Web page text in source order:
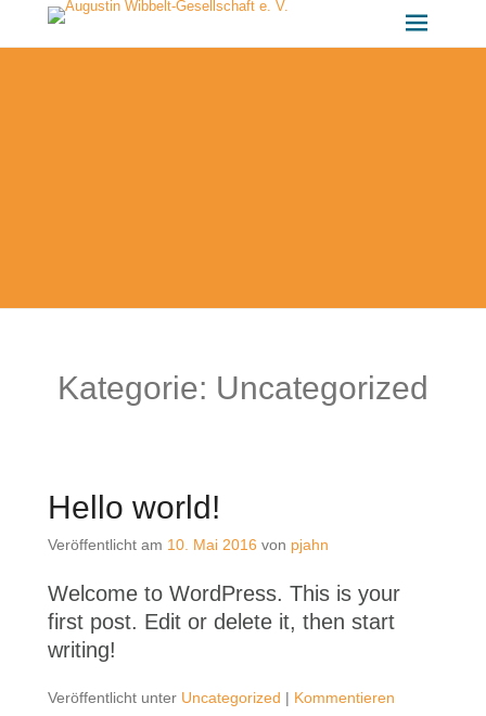
Kategorie: Uncategorized
Hello world!
Veröffentlicht am 10. Mai 2016 von pjahn
Welcome to WordPress. This is your
first post. Edit or delete it, then start
writing!
Veröffentlicht unter Uncategorized | Kommentieren